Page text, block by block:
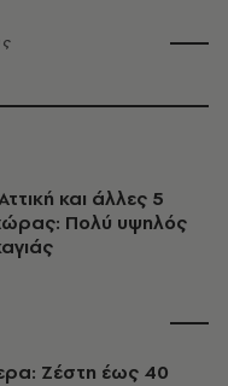
και άλλες 5
Πολύ υψηλός
Ζέστη έως 40